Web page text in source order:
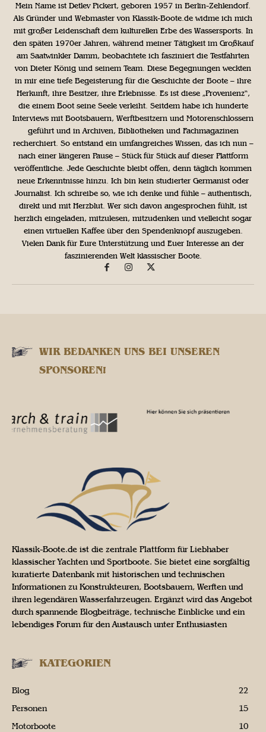
Mein Name ist Detlev Pickert, geboren 1957 in Berlin-Zehlendorf.
Als Gründer und Webmaster von Klassik-Boote.de widme ich mich
mit großer Leidenschaft dem kulturellen Erbe des Wassersports. In
den späten 1970er Jahren, während meiner Tätigkeit im Großkauf
am Saatwinkler Damm, beobachtete ich fasziniert die Testfahrten
von Dieter König und seinem Team. Diese Begegnungen weckten
in mir eine tiefe Begeisterung für die Geschichte der Boote – ihre
Herkunft, ihre Besitzer, ihre Erlebnisse. Es ist diese „Provenienz“,
die einem Boot seine Seele verleiht. Seitdem habe ich hunderte
Interviews mit Bootsbauern, Werftbesitzern und Motorenschlossern
geführt und in Archiven, Bibliotheken und Fachmagazinen
recherchiert. So entstand ein umfangreiches Wissen, das ich nun –
nach einer längeren Pause – Stück für Stück auf dieser Plattform
veröffentliche. Jede Geschichte bleibt offen, denn täglich kommen
neue Erkenntnisse hinzu. Ich bin kein studierter Germanist oder
Journalist. Ich schreibe so, wie ich denke und fühle – authentisch,
direkt und mit Herzblut. Wer sich davon angesprochen fühlt, ist
herzlich eingeladen, mitzulesen, mitzudenken und vielleicht sogar
einen virtuellen Kaffee über den Spendenknopf auszugeben.
Vielen Dank für Eure Unterstützung und Euer Interesse an der
faszinierenden Welt klassischer Boote.
WIR BEDANKEN UNS BEI UNSEREN
SPONSOREN!
Klassik-Boote.de ist die zentrale Plattform für Liebhaber
klassischer Yachten und Sportboote. Sie bietet eine sorgfältig
kuratierte Datenbank mit historischen und technischen
Informationen zu Konstrukteuren, Bootsbauern, Werften und
ihren legendären Wasserfahrzeugen. Ergänzt wird das Angebot
durch spannende Blogbeiträge, technische Einblicke und ein
lebendiges Forum für den Austausch unter Enthusiasten
KATEGORIEN
Blog
22
Personen
15
Motorboote
10